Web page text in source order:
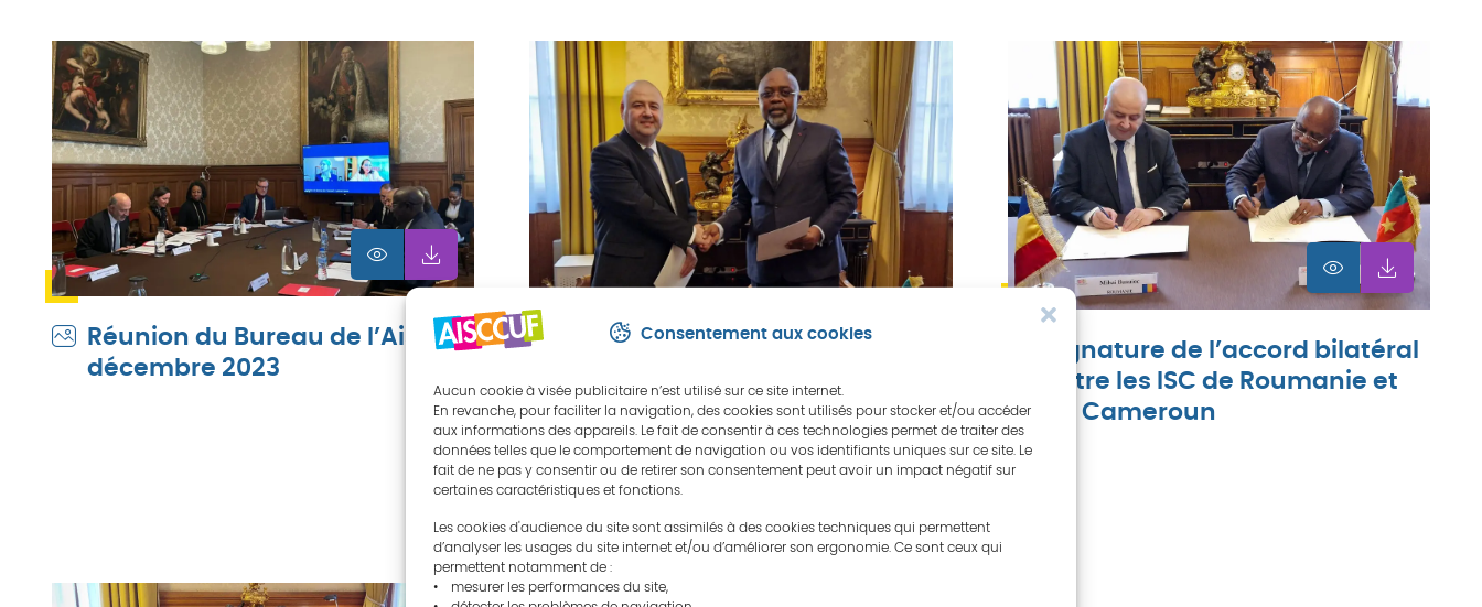
Consentement aux cookies
Aucun cookie à visée publicitaire n’est utilisé sur ce site internet.
En revanche, pour faciliter la navigation, des cookies sont utilisés pour stocker et/ou accéder
aux informations des appareils. Le fait de consentir à ces technologies permet de traiter des
données telles que le comportement de navigation ou vos identifiants uniques sur ce site. Le
fait de ne pas y consentir ou de retirer son consentement peut avoir un impact négatif sur
certaines caractéristiques et fonctions.
Les cookies d'audience du site sont assimilés à des cookies techniques qui permettent
d’analyser les usages du site internet et/ou d’améliorer son ergonomie. Ce sont ceux qui
permettent notamment de :
• mesurer les performances du site,
Réunion du Bureau de l’Aisccuf
décembre 2023
Signature de l’accord bilatéral
entre les ISC de Roumanie et
Signature de l’accord bilatéral
entre les ISC de Roumanie et
du Cameroun